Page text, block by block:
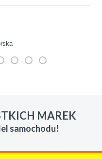
za kazdym
zaproponowal
MAREK
samochodu!